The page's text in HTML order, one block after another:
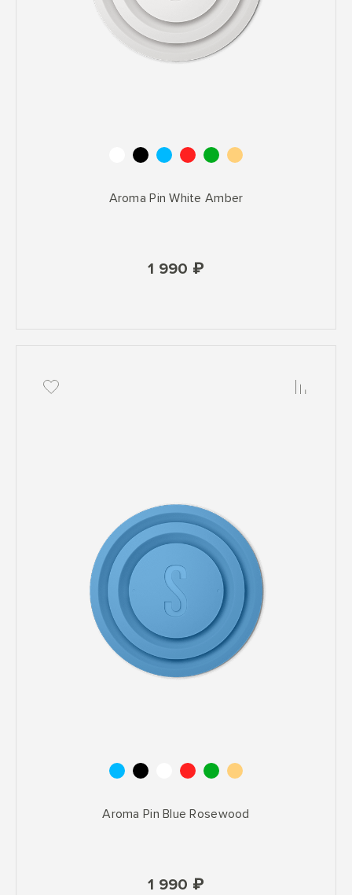
Aroma Pin White Amber
1 990 ₽
Aroma Pin Blue Rosewood
1 990 ₽